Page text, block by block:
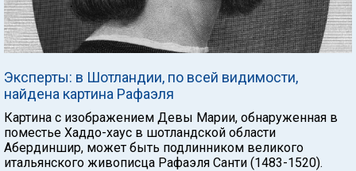
Эксперты: в Шотландии, по всей видимости,
найдена картина Рафаэля
Картина с изображением Девы Марии, обнаруженная в
поместье Хаддо-хаус в шотландской области
Абердиншир, может быть подлинником великого
итальянского живописца Рафаэля Санти (1483-1520).